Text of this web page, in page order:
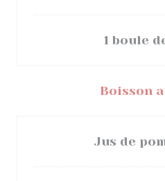
1 boule
Boisson
Jus de